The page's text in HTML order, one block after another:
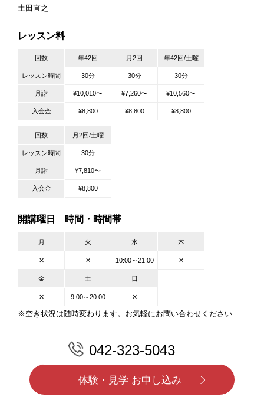
土田直之
レッスン料
回数 年42回 月2回 年42回/土曜
レッスン時間 30分 30分 30分
月謝 ¥10,010〜 ¥7,260〜 ¥10,560〜
入会金 ¥8,800 ¥8,800 ¥8,800
回数 月2回/土曜
レッスン時間 30分
月謝 ¥7,810〜
入会金 ¥8,800
開講曜日 時間・時間帯
月 火 水 木
✕ ✕ 10:00～21:00 ✕
金 土 日
✕ 9:00～20:00 ✕
※空き状況は随時変わります。お気軽にお問い合わせください
042-323-5043
体験・見学 お申し込み